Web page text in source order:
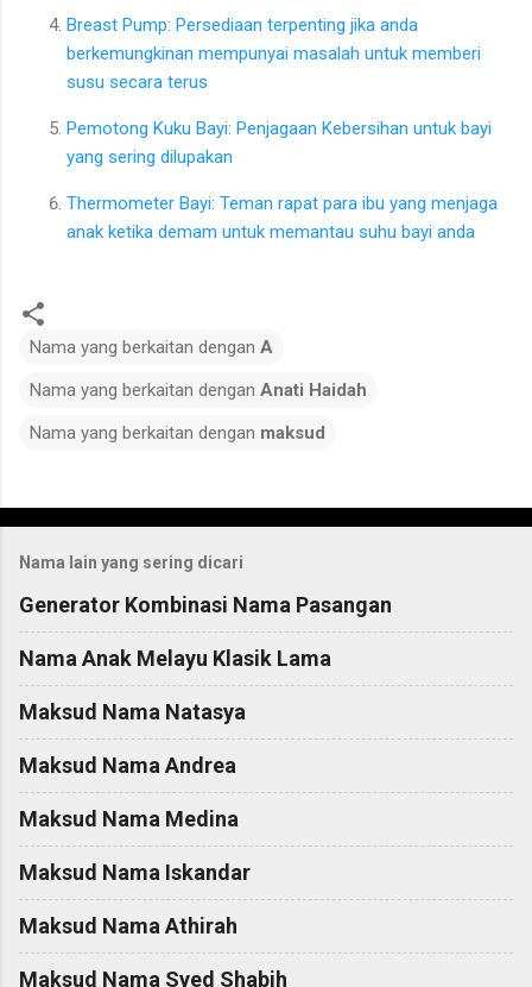
Breast Pump: Persediaan terpenting jika anda
berkemungkinan mempunyai masalah untuk memberi
susu secara terus
Pemotong Kuku Bayi: Penjagaan Kebersihan untuk bayi
yang sering dilupakan
Thermometer Bayi: Teman rapat para ibu yang menjaga
anak ketika demam untuk memantau suhu bayi anda
Nama yang berkaitan dengan A
Nama yang berkaitan dengan Anati Haidah
Nama yang berkaitan dengan maksud
o
m
m
e
n
Nama lain yang sering dicari
Generator Kombinasi Nama Pasangan
Nama Anak Melayu Klasik Lama
Maksud Nama Natasya
Maksud Nama Andrea
Maksud Nama Medina
Maksud Nama Iskandar
Maksud Nama Athirah
Maksud Nama Syed Shabih